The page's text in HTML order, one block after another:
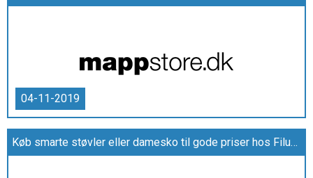
04-11-2019
Køb smarte støvler eller damesko til gode priser hos Filuca B